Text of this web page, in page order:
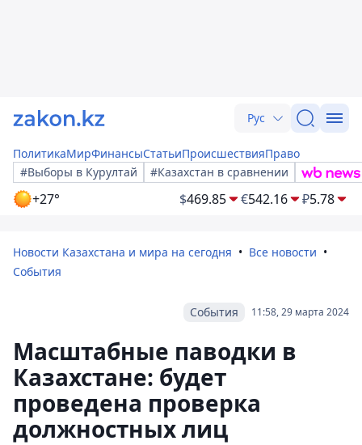
Рус
ПолитикаМирФинансыСтатьиПроисшествияПраво
#Выборы в Курултай
#Казахстан в сравнении
+27° $469.85 €542.16 ₽5.78
Новости Казахстана и мира на сегодня
Все новости
События
11:58, 29 марта 2024
События
Масштабные паводки в
Казахстане: будет
проведена проверка
должностных лиц